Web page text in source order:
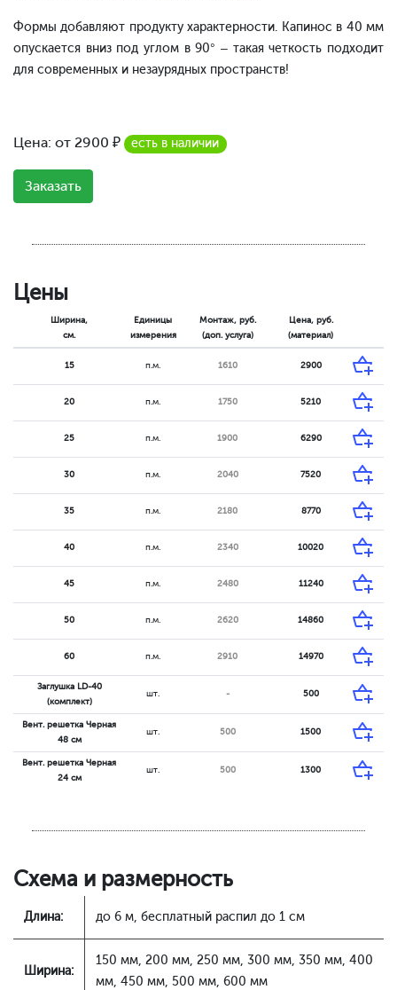
Формы добавляют продукту характерности. Капинос в 40 мм
опускается вниз под углом в 90° – такая четкость подходит
для современных и незаурядных пространств!
Цена: от 2900 ₽ есть в наличии
Заказать
Цены
Ширина,
см.
Единицы
измерения
Монтаж, руб.
(доп. услуга)
Цена, руб.
(материал)
15 п.м. 1610 2900
20 п.м. 1750 5210
25 п.м. 1900 6290
30 п.м. 2040 7520
35 п.м. 2180 8770
40 п.м. 2340 10020
45 п.м. 2480 11240
50 п.м. 2620 14860
60 п.м. 2910 14970
Заглушка LD-40
(комплект)
шт. - 500
Вент. решетка Черная
48 см
шт. 500 1500
Вент. решетка Черная
24 см
шт. 500 1300
Схема и размерность
Длина: до 6 м, бесплатный распил до 1 см
Ширина:
150 мм, 200 мм, 250 мм, 300 мм, 350 мм, 400
мм, 450 мм, 500 мм, 600 мм